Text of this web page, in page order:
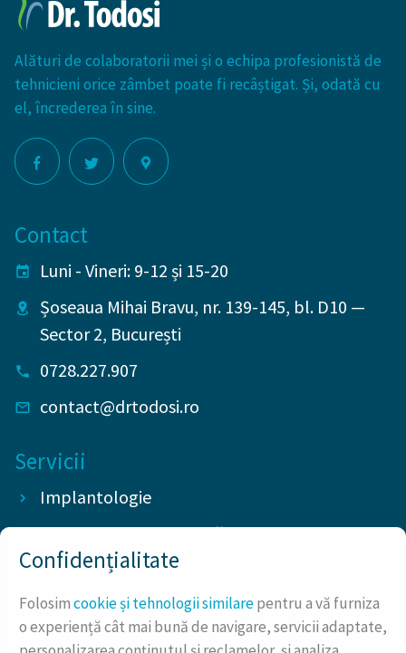
Alături de colaboratorii mei și o echipa profesionistă de
tehnicieni orice zâmbet poate fi recâștigat. Și, odată cu
el, încrederea în sine.
Contact
Luni - Vineri: 9-12 și 15-20
Șoseaua Mihai Bravu, nr. 139-145, bl. D10 —
Sector 2, București
0728.227.907
contact@drtodosi.ro
Servicii
Implantologie
Chirurgie stomatologică
Protetică dentară
Endodonție
Parodontologie
Confidențialitate
Folosimcookie și tehnologii similarepentru a vă furniza
o experiență cât mai bună de navigare, servicii adaptate,